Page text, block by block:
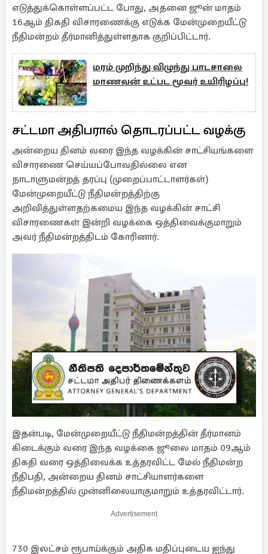
எடுத்துக்கொள்ளப்பட்ட போது, அதனை ஜூன் மாதம்
16ஆம் திகதி விசாரணைக்கு எடுக்க மேன்முறையீட்டு
நீதிமன்றம் தீர்மானித்துள்ளதாக குறிப்பிட்டார்.
மரம் முறிந்து விழுந்து பாடசாலை
மாணவன் உட்பட மூவர் உயிரிழப்பு!
சட்டமா அதிபரால் தொடரப்பட்ட வழக்கு
அன்றைய தினம் வரை இந்த வழக்கின் சாட்சியங்களை
விசாரணை செய்யப்போவதில்லை என
நாடாளுமன்றத் தரப்பு (முறைப்பாட்டாளர்கள்)
மேன்முறையீட்டு நீதிமன்றத்திற்கு
அறிவித்துள்ளதற்கமைய இந்த வழக்கின் சாட்சி
விசாரணைகள் இன்றி வழக்கை ஒத்திவைக்குமாறும்
அவர் நீதிமன்றத்திடம் கோரினார்.
இதன்படி, மேன்முறையீட்டு நீதிமன்றத்தின் தீர்மானம்
கிடைக்கும் வரை இந்த வழக்கை ஜூலை மாதம் 09ஆம்
திகதி வரை ஒத்திவைக்க உத்தரவிட்ட மேல் நீதிமன்ற
நீதிபதி, அன்றைய தினம் சாட்சியாளர்களை
நீதிமன்றத்தில் முன்னிலையாகுமாறும் உத்தரவிட்டார்.
Advertisement
730 இலட்சம் ரூபாய்க்கும் அதிக மதிப்புடைய ஐந்து